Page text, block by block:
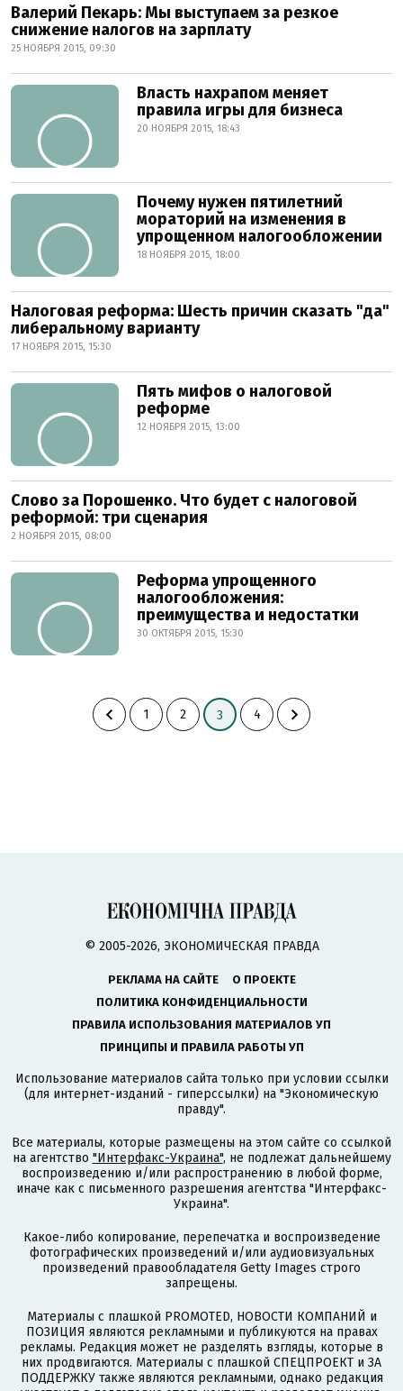
Валерий Пекарь: Мы выступаем за резкое
снижение налогов на зарплату
25 НОЯБРЯ 2015, 09:30
Власть нахрапом меняет
правила игры для бизнеса
20 НОЯБРЯ 2015, 18:43
Почему нужен пятилетний
мораторий на изменения в
упрощенном налогообложении
18 НОЯБРЯ 2015, 18:00
Налоговая реформа: Шесть причин сказать "да"
либеральному варианту
17 НОЯБРЯ 2015, 15:30
Пять мифов о налоговой
реформе
12 НОЯБРЯ 2015, 13:00
Cлово за Порошенко. Что будет с налоговой
реформой: три сценария
2 НОЯБРЯ 2015, 08:00
Реформа упрощенного
налогообложения:
преимущества и недостатки
30 ОКТЯБРЯ 2015, 15:30
1 2 3 4
© 2005-2026, ЭКОНОМИЧЕСКАЯ ПРАВДА
РЕКЛАМА НА САЙТЕ
О ПРОЕКТЕ
ПОЛИТИКА КОНФИДЕНЦИАЛЬНОСТИ
ПРАВИЛА ИСПОЛЬЗОВАНИЯ МАТЕРИАЛОВ УП
ПРИНЦИПЫ И ПРАВИЛА РАБОТЫ УП
Использование материалов сайта только при условии ссылки
(для интернет-изданий - гиперссылки) на "Экономическую
правду".
Все материалы, которые размещены на этом сайте со ссылкой
на агентство "Интерфакс-Украина", не подлежат дальнейшему
воспроизведению и/или распространению в любой форме,
иначе как с письменного разрешения агентства "Интерфакс-
Украина".
Какое-либо копирование, перепечатка и воспроизведение
фотографических произведений и/или аудиовизуальных
произведений правообладателя Getty Images строго
запрещены.
Материалы с плашкой PROMOTED, НОВОСТИ КОМПАНИЙ и
ПОЗИЦИЯ являются рекламными и публикуются на правах
рекламы. Редакция может не разделять взгляды, которые в
них продвигаются. Материалы с плашкой СПЕЦПРОЕКТ и ЗА
ПОДДЕРЖКУ также являются рекламными, однако редакция